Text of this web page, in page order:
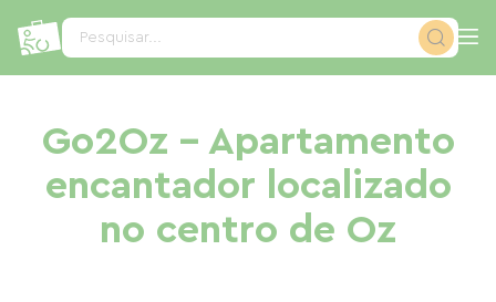
Pesquisar...
Go2Oz - Apartamento
encantador localizado
no centro de Oz
Painel de Gerenciamento de Cookies